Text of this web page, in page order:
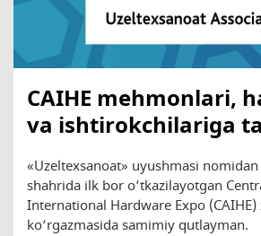
CAIHE mehmonlari,
va ishtirokchilariga
«Uzeltexsanoat» uyushmasi
shahrida ilk bor o‘tkazilayotgan
International Hardware Expo
ko‘rgazmasida samimiy qutlayman.